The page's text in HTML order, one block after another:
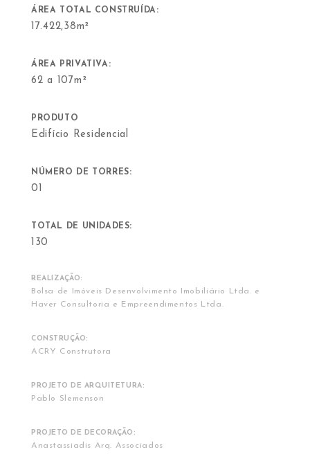
ÁREA TOTAL CONSTRUÍDA:
17.422,38m²
ÁREA PRIVATIVA:
62 a 107m²
PRODUTO
Edifício Residencial
NÚMERO DE TORRES:
01
TOTAL DE UNIDADES:
130
REALIZAÇÃO:
Bolsa de Imóveis Desenvolvimento Imobiliário Ltda. e
Haver Consultoria e Empreendimentos Ltda.
CONSTRUÇÃO:
ACRY Construtora
PROJETO DE ARQUITETURA:
Pablo Slemenson
PROJETO DE DECORAÇÃO:
Anastassiadis Arq. Associados